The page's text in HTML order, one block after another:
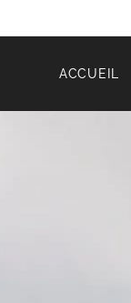
ACCUEIL